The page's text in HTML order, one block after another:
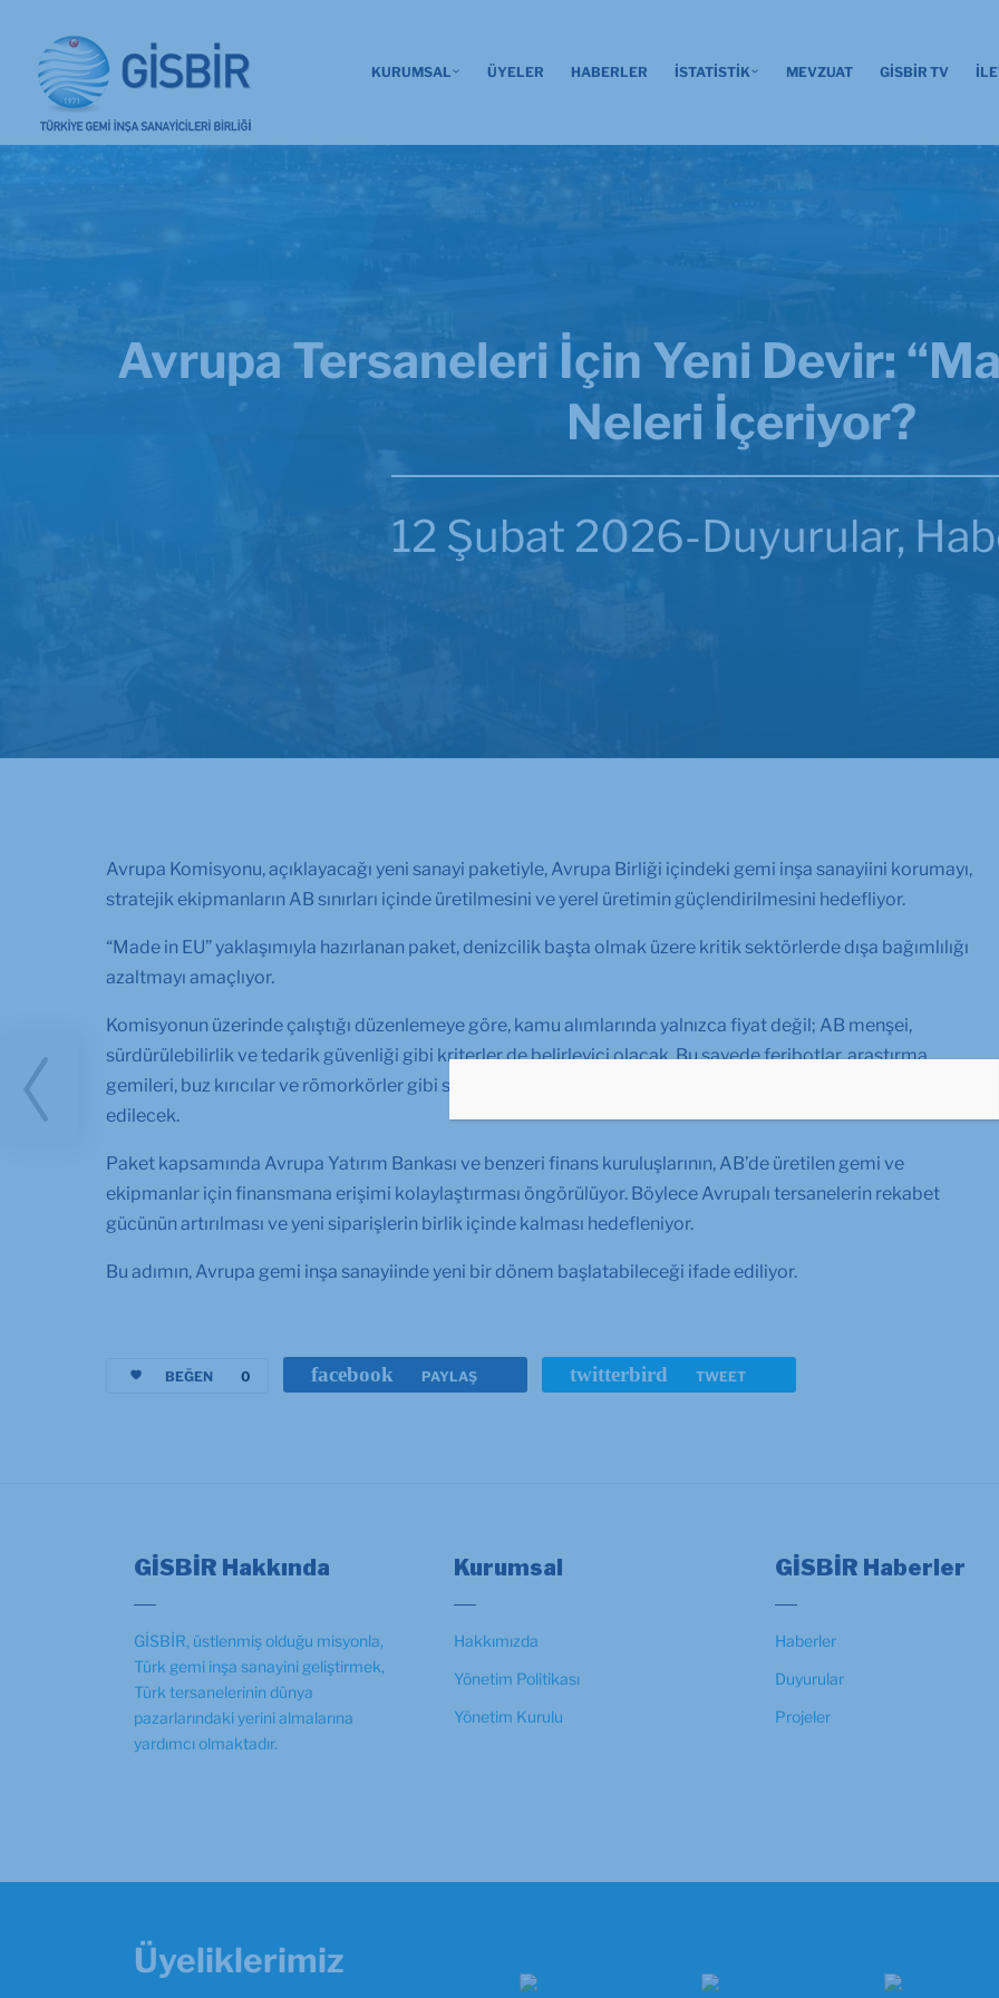
KURUMSAL ÜYELER HABERLER İSTATİSTİK MEVZUAT GİSBİR TV
Avrupa Tersaneleri İçin Yeni Devir:
Neleri İçeriyor?
12 Şubat 2026-Duyurular,
Avrupa Komisyonu, açıklayacağı yeni sanayi paketiyle, Avrupa Birliği içindeki gemi inşa sanayiini korumayı,
stratejik ekipmanların AB sınırları içinde üretilmesini ve yerel üretimin güçlendirilmesini hedefliyor.
“Made in EU” yaklaşımıyla hazırlanan paket, denizcilik başta olmak üzere kritik sektörlerde dışa bağımlılığı
azaltmayı amaçlıyor.
Komisyonun üzerinde çalıştığı düzenlemeye göre, kamu alımlarında yalnızca fiyat değil; AB menşei,
sürdürülebilirlik ve tedarik güvenliği gibi kriterler de belirleyici olacak. Bu sayede feribotlar, araştırma
gemileri, buz kırıcılar ve römorkörler gibi stratejik deniz araçlarının AB tersanelerinde üretilmesi teşvik
edilecek.
Paket kapsamında Avrupa Yatırım Bankası ve benzeri finans kuruluşlarının, AB’de üretilen gemi ve
ekipmanlar için finansmana erişimi kolaylaştırması öngörülüyor. Böylece Avrupalı tersanelerin rekabet
gücünün artırılması ve yeni siparişlerin birlik içinde kalması hedefleniyor.
Bu adımın, Avrupa gemi inşa sanayiinde yeni bir dönem başlatabileceği ifade ediliyor.
BEĞEN 0 facebook PAYLAŞ twitterbird TWEET
GİSBİR Hakkında
GİSBİR, üstlenmiş olduğu misyonla,
Türk gemi inşa sanayini geliştirmek,
Türk tersanelerinin dünya
pazarlarındaki yerini almalarına
yardımcı olmaktadır.
Kurumsal
Hakkımızda
Yönetim Politikası
Yönetim Kurulu
GİSBİR Haberler
Haberler
Duyurular
Projeler
Üyeliklerimiz